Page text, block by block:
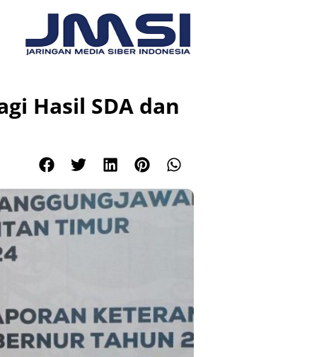
Hasil SDA dan